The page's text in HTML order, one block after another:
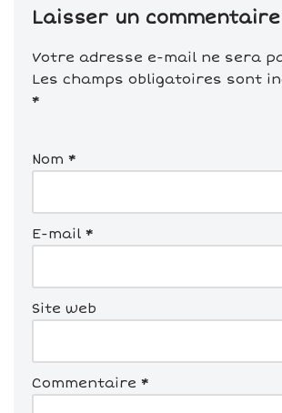
Laisser un commentaire
Votre adresse e-mail ne sera
Les champs obligatoires sont
*
Nom *
E-mail *
Site web
Commentaire *